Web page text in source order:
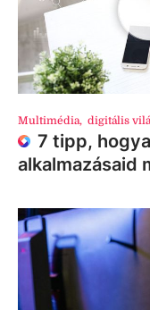
Multimédia, digitális
7 tipp,
alkalmazásaid